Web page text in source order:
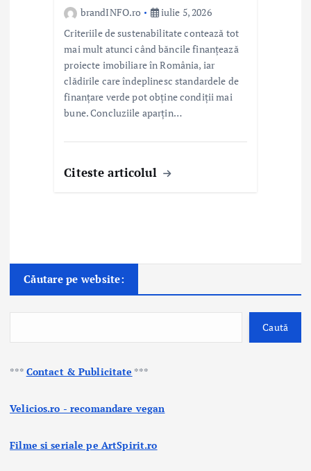
brandINFO.ro
iulie 5, 2026
Criteriile de sustenabilitate contează tot
mai mult atunci când băncile finanțează
proiecte imobiliare în România, iar
clădirile care îndeplinesc standardele de
finanțare verde pot obține condiții mai
bune. Concluziile aparțin…
Citeste articolul
Căutare pe website:
Caută
*** Contact & Publicitate ***
Velicios.ro - recomandare vegan
Filme si seriale pe ArtSpirit.ro